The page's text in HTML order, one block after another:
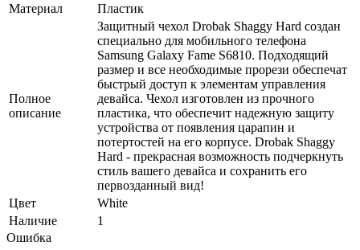
Материал
Пластик
Полное
описание
Защитный чехол Drobak Shaggy Hard создан
специально для мобильного телефона
Samsung Galaxy Fame S6810. Подходящий
размер и все необходимые прорези обеспечат
быстрый доступ к элементам управления
девайса. Чехол изготовлен из прочного
пластика, что обеспечит надежную защиту
устройства от появления царапин и
потертостей на его корпусе. Drobak Shaggy
Hard - прекрасная возможность подчеркнуть
стиль вашего девайса и сохранить его
первозданный вид!
Цвет
White
Наличие
1
Ошибка